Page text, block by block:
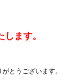
ます。
とうございます。